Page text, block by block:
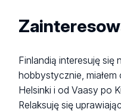
Finlandią interesuję
hobbystycznie,
Helsinki i od Vaasy po
Relaksuję się